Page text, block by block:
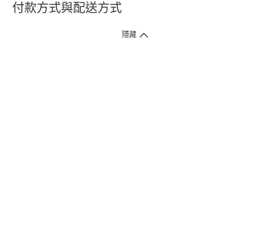
付款方式與配送方式
隱藏